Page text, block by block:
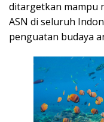
ditargetkan mampu
ASN di seluruh
penguatan budaya